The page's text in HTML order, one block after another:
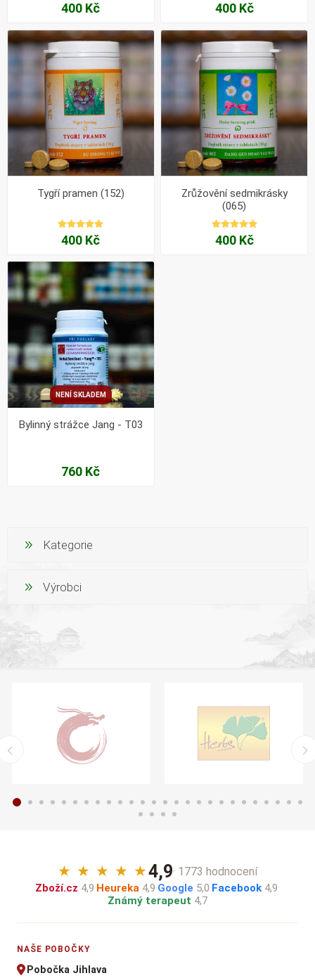
400 Kč 400 Kč
Tygří pramen (152)
400 Kč
Zrůžovění sedmikrásky
(065)
400 Kč
NENÍ SKLADEM
Bylinný strážce Jang - T03
760 Kč
Kategorie
Výrobci
★ ★ ★ ★ ★4,9· 1773 hodnocení
Zboží.cz 4,9·Heureka 4,9·Google 5,0·Facebook 4,9·
Známý terapeut 4,7
NAŠE POBOČKY
Pobočka Jihlava